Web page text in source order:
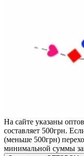
На сайте указаны
составляет 500грн.
(меньше 500грн)
минимальной суммы